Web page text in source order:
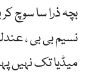
بچہ ذرا سا سوچ کر
نسیم بی بی ،
میڈیا تک نہیں